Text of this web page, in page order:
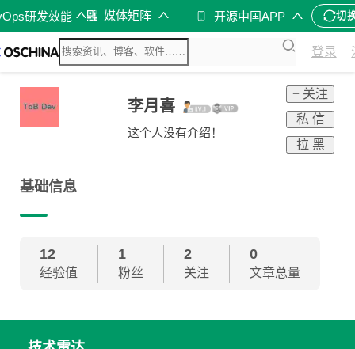
研发效能 媒体矩阵 开源中国APP 切
登录
李月喜
这个人没有介绍！
+ 关注
私 信
拉 黑
基础信息
12
经验值
1
粉丝
2
关注
0
文章总量